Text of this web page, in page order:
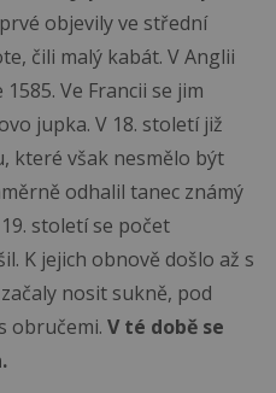
objevily ve střední
čili malý kabát. V Anglii
Ve Francii se jim
jupka. V 18. století již
které však nesmělo být
odhalil tanec známý
století se počet
K jejich obnově došlo až s
nosit sukně, pod
obručemi. V té době se